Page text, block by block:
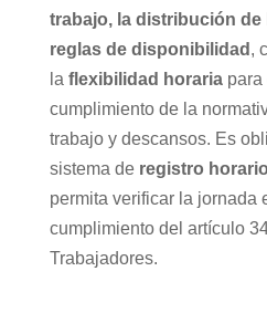
trabajo, la distribución de
reglas de disponibilidad ,
la flexibilidad horaria para
cumplimiento de la
trabajo y descansos. Es
sistema de registro
permita verificar la jornada
cumplimiento del artículo
Trabajadores.